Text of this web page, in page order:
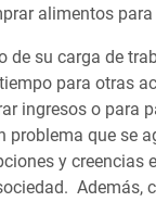
alimentos
de su carga de
para otras
ingresos o para
problema que se
y creencias
Además,